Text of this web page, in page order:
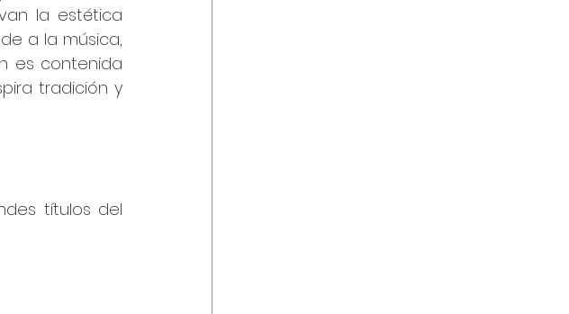
la estética
a la música,
es contenida
tradición y
títulos del